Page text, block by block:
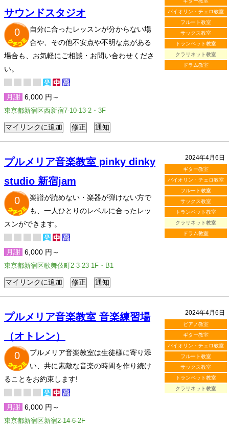
バイオリン・チェロ教室
フルート教室
サックス教室
トランペット教室
クラリネット教室
ドラム教室
サウンドスタジオ
0
自分に合ったレッスンが分からない場
合や、その他不安点や不明な点がある
場合も、お気軽にご相談・お問い合わせくださ
い。
月謝 6,000 円～
東京都新宿区西新宿7-10-13-2・3F
2024年4月6日
ギター教室
バイオリン・チェロ教室
フルート教室
サックス教室
トランペット教室
クラリネット教室
ドラム教室
プルメリア音楽教室 pinky dinky
studio 新宿jam
0
楽譜が読めない・楽器が弾けない方で
も、一人ひとりのレベルに合ったレッ
スンができます。
月謝 6,000 円～
東京都新宿区歌舞伎町2-3-23-1F・B1
2024年4月6日
ピアノ教室
ギター教室
バイオリン・チェロ教室
フルート教室
サックス教室
トランペット教室
クラリネット教室
プルメリア音楽教室 音楽練習場
（オトレン）
0
プルメリア音楽教室は生徒様に寄り添
い、共に素敵な音楽の時間を作り続け
ることをお約束します!
月謝 6,000 円～
東京都新宿区新宿2-14-6-2F